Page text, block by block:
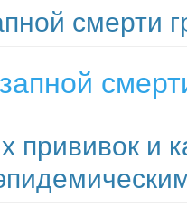
смерти
прививок и